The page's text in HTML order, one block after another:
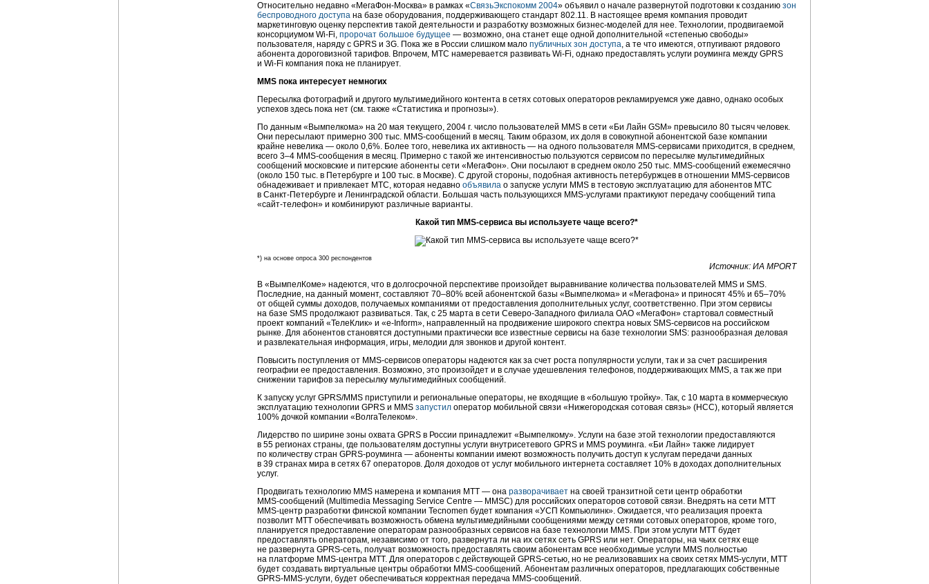
Относительно недавно « МегаФон-Москва» в рамках «СвязьЭкспокомм 2004» объявил о начале развернутой подготовки к созданию зон
беспроводного доступа на базе оборудования, поддерживающего стандарт 802.11. В настоящее время компания проводит
маркетинговую оценку перспектив такой деятельности и разработку возможных бизнес-моделей для нее. Технологии, продвигаемой
консорциумом Wi-Fi, пророчат большое будущее — возможно, она станет еще одной дополнительной «степенью свободы»
пользователя, наряду с GPRS и 3G. Пока же в России слишком мало публичных зон доступа, а те что имеются, отпугивают рядового
абонента дороговизной тарифов. Впрочем, МТС намеревается развивать Wi-Fi, однако предоставлять услуги роуминга между GPRS
и Wi-Fi компания пока не планирует.
MMS пока интересует немногих
Пересылка фотографий и другого мультимедийного контента в сетях сотовых операторов рекламируемся уже давно, однако особых
успехов здесь пока нет (см. также «Статистика и прогнозы»).
По данным «Вымпелкома» на 20 мая текущего, 2004 г. число пользователей MMS в сети «Би Лайн GSM» превысило 80 тысяч человек.
Они пересылают примерно 300 тыс. MMS-сообщений в месяц. Таким образом, их доля в совокупной абонентской базе компании
крайне невелика — около 0,6%. Более того, невелика их активность — на одного пользователя MMS-сервисами приходится, в среднем,
всего 3–4 MMS-сообщения в месяц. Примерно с такой же интенсивностью пользуются сервисом по пересылке мультимедийных
сообщений московские и питерские абоненты сети «МегаФон». Они посылают в среднем около 250 тыс. MMS-сообщений ежемесячно
(около 150 тыс. в Петербурге и 100 тыс. в Москве). С другой стороны, подобная активность петербуржцев в отношении MMS-сервисов
обнадеживает и привлекает МТС, которая недавно объявила о запуске услуги MMS в тестовую эксплуатацию для абонентов МТС
в Санкт-Петербурге и Ленинградской области. Большая часть пользующихся MMS-услугами практикуют передачу сообщений типа
«сайт-телефон» и комбинируют различные варианты.
Какой тип MMS-сервиса вы используете чаще всего?*
*) на основе опроса 300 респондентов
Источник: ИА MPORT
В «ВымпелКоме» надеются, что в долгосрочной перспективе произойдет выравнивание количества пользователей MMS и SMS.
Последние, на данный момент, составляют 70–80% всей абонентской базы «Вымпелкома» и «Мегафона» и приносят 45% и 65–70%
от общей суммы доходов, получаемых компаниями от предоставления дополнительных услуг, соответственно. При этом сервисы
на базе SMS продолжают развиваться. Так, с 25 марта в сети Северо-Западного филиала ОАО «МегаФон» стартовал совместный
проект компаний «ТелеКлик» и «e-Inform», направленный на продвижение широкого спектра новых SMS-сервисов на российском
рынке. Для абонентов становятся доступными практически все известные сервисы на базе технологии SMS: разнообразная деловая
и развлекательная информация, игры, мелодии для звонков и другой контент.
Повысить поступления от MMS-сервисов операторы надеются как за счет роста популярности услуги, так и за счет расширения
географии ее предоставления. Возможно, это произойдет и в случае удешевления телефонов, поддерживающих MMS, а так же при
снижении тарифов за пересылку мультимедийных сообщений.
К запуску услуг GPRS/MMS приступили и региональные операторы, не входящие в «большую тройку». Так, с 10 марта в коммерческую
эксплуатацию технологии GPRS и MMS запустил оператор мобильной связи «Нижегородская сотовая связь» (НСС), который является
100% дочкой компании «ВолгаТелеком».
Лидерство по ширине зоны охвата GPRS в России принадлежит «Вымпелкому». Услуги на базе этой технологии предоставляются
в 55 регионах страны, где пользователям доступны услуги внутрисетевого GPRS и MMS роуминга. «Би Лайн» также лидирует
по количеству стран GPRS-роуминга — абоненты компании имеют возможность получить доступ к услугам передачи данных
в 39 странах мира в сетях 67 операторов. Доля доходов от услуг мобильного интернета составляет 10% в доходах дополнительных
услуг.
Продвигать технологию MMS намерена и компания МТТ — она разворачивает на своей транзитной сети центр обработки
MMS-сообщений (Multimedia Messaging Service Centre — MMSC) для российских операторов сотовой связи. Внедрять на сети МТТ
MMS-центр разработки финской компании Tecnomen будет компания «УСП Компьюлинк». Ожидается, что реализация проекта
позволит MTT обеспечивать возможность обмена мультимедийными сообщениями между сетями сотовых операторов, кроме того,
планируется предоставление операторам разнообразных сервисов на базе технологии MMS. При этом услуги МТТ будет
предоставлять операторам, независимо от того, развернута ли на их сетях сеть GPRS или нет. Операторы, на чьих сетях еще
не развернута GPRS-сеть, получат возможность предоставлять своим абонентам все необходимые услуги MMS полностью
на платформе MMS-центра МТТ. Для операторов с действующей GPRS-сетью, но не реализовавших на своих сетях MMS-услуги, МТТ
будет создавать виртуальные центры обработки MMS-сообщений. Абонентам различных операторов, предлагающих собственные
GPRS-MMS-услуги, будет обеспечиваться корректная передача MMS-сообщений.